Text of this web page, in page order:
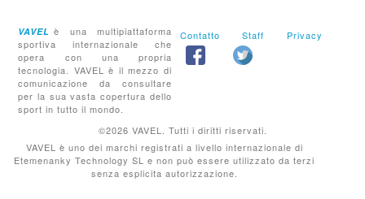
VAVEL è una multipiattaforma
sportiva internazionale che
opera con una propria
tecnologia. VAVEL è il mezzo di
comunicazione da consultare
per la sua vasta copertura dello
sport in tutto il mondo.
Contatto Staff Privacy
©2026 VAVEL. Tutti i diritti riservati.
VAVEL è uno dei marchi registrati a livello internazionale di
Etemenanky Technology SL e non può essere utilizzato da terzi
senza esplicita autorizzazione.